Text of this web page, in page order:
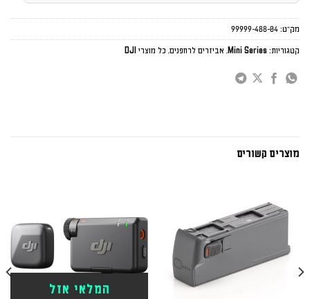
מק"ט: 99999-488-04
קטגוריות: Mini Series
, אביזרים לרחפנים, כל מוצרי DJI
מוצרים קשורים
המלאי אזל